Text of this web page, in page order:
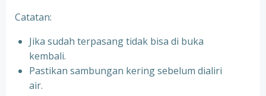
Catatan:
Jika sudah terpasang tidak bisa di buka
kembali.
Pastikan sambungan kering sebelum dialiri
air.